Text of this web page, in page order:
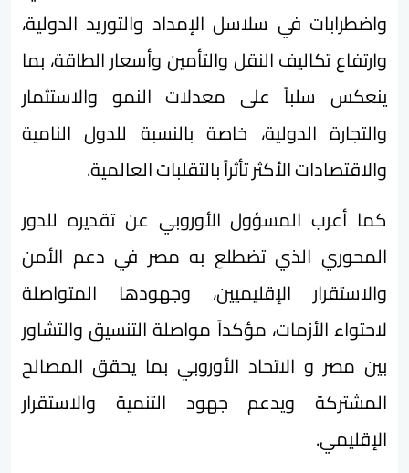
واضطرابات في سلاسل الإمداد والتوريد الدولية،
وارتفاع تكاليف النقل والتأمين وأسعار الطاقة، بما
ينعكس سلباً على معدلات النمو والاستثمار
والتجارة الدولية، خاصة بالنسبة للدول النامية
والاقتصادات الأكثر تأثراً بالتقلبات العالمية.
كما أعرب المسؤول الأوروبي عن تقديره للدور
المحوري الذي تضطلع به مصر في دعم الأمن
والاستقرار الإقليميين، وجهودها المتواصلة
لاحتواء الأزمات، مؤكداً مواصلة التنسيق والتشاور
بين مصر و الاتحاد الأوروبي بما يحقق المصالح
المشتركة ويدعم جهود التنمية والاستقرار
الإقليمي.